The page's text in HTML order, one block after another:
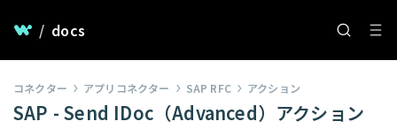
/ docs
コネクター アプリコネクター SAP RFC アクション
SAP - Send IDoc（Advanced）アクション